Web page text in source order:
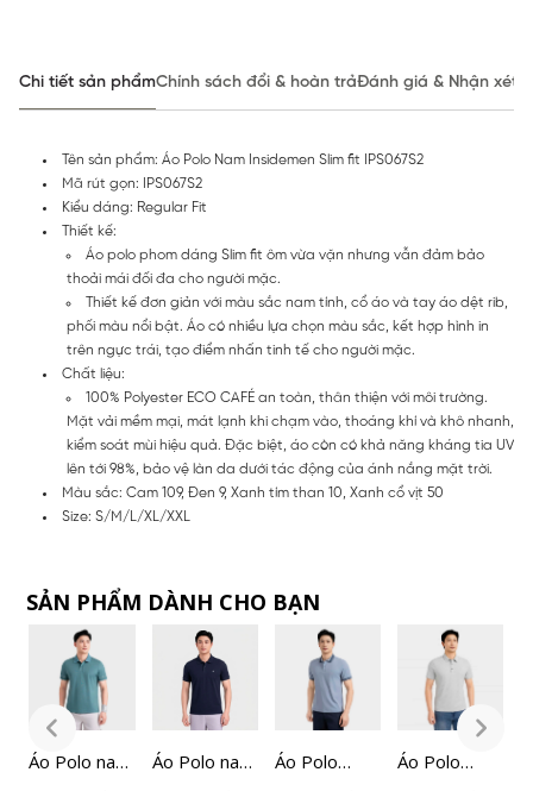
Chi tiết sản phẩmChính sách đổi & hoàn trảĐánh giá & Nhận xét
Tên sản phẩm: Áo Polo Nam Insidemen Slim fit IPS067S2
Mã rút gọn: IPS067S2
Kiểu dáng: Regular Fit
Thiết kế:
Áo polo phom dáng Slim fit ôm vừa vặn nhưng vẫn đảm bảo
thoải mái đối đa cho người mặc.
Thiết kế đơn giản với màu sắc nam tính, cổ áo và tay áo dệt rib,
phối màu nổi bật. Áo có nhiều lựa chọn màu sắc, kết hợp hình in
trên ngực trái, tạo điểm nhấn tinh tế cho người mặc.
Chất liệu:
100% Polyester ECO CAFÉ an toàn, thân thiện với môi trường.
Mặt vải mềm mại, mát lạnh khi chạm vào, thoáng khí và khô nhanh,
kiểm soát mùi hiệu quả. Đặc biệt, áo còn có khả năng kháng tia UV
lên tới 98%, bảo vệ làn da dưới tác động của ánh nắng mặt trời.
Màu sắc: Cam 109, Đen 9, Xanh tím than 10, Xanh cổ vịt 50
Size: S/M/L/XL/XXL
SẢN PHẨM DÀNH CHO BẠN
Áo Polo nam
Áo Polo nam
Áo Polo
Áo Polo